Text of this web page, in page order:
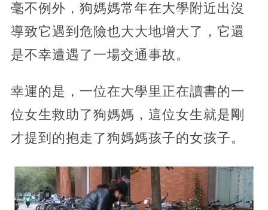
毫不例外，狗媽媽常年在大學附近出沒
導致它遇到危險也大大地增大了，它還
是不幸遭遇了一場交通事故。
幸運的是，一位在大學里正在讀書的一
位女生救助了狗媽媽，這位女生就是剛
才提到的抱走了狗媽媽孩子的女孩子。